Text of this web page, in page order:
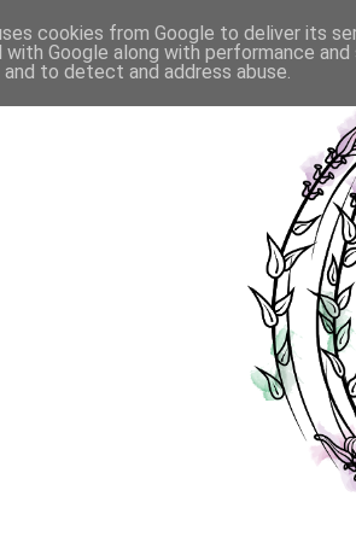
cookies from Google to deliver its
with Google along with performance
to detect and address abuse.